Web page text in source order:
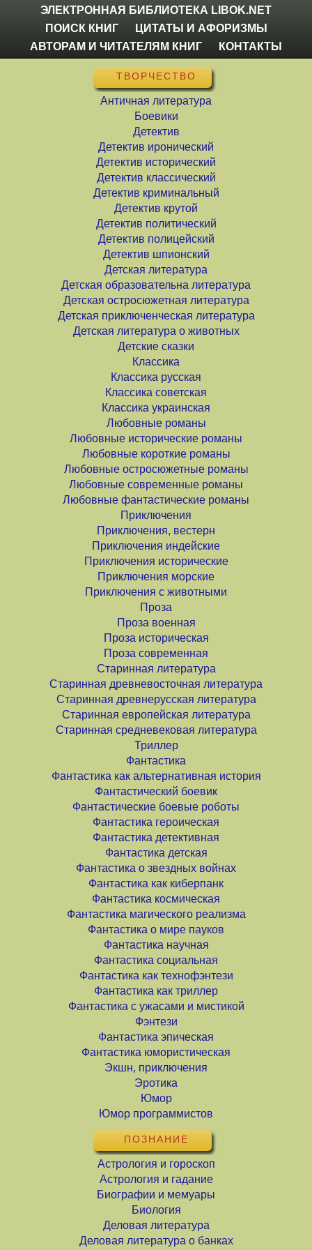
ЭЛЕКТРОННАЯ БИБЛИОТЕКА LIBOK.NET
ПОИСК КНИГ
ЦИТАТЫ И АФОРИЗМЫ
АВТОРАМ И ЧИТАТЕЛЯМ КНИГ
КОНТАКТЫ
ТВОРЧЕСТВО
Античная литература
Боевики
Детектив
Детектив иронический
Детектив исторический
Детектив классический
Детектив криминальный
Детектив крутой
Детектив политический
Детектив полицейский
Детектив шпионский
Детская литература
Детская образовательна литература
Детская остросюжетная литература
Детская приключенческая литература
Детская литература о животных
Детские сказки
Классика
Классика русская
Классика советская
Классика украинская
Любовные романы
Любовные исторические романы
Любовные короткие романы
Любовные остросюжетные романы
Любовные современные романы
Любовные фантастические романы
Приключения
Приключения, вестерн
Приключения индейские
Приключения исторические
Приключения морские
Приключения с животными
Проза
Проза военная
Проза историческая
Проза современная
Старинная литература
Старинная древневосточная литература
Старинная древнерусская литература
Старинная европейская литература
Старинная средневековая литература
Триллер
Фантастика
Фантастика как альтернативная история
Фантастический боевик
Фантастические боевые роботы
Фантастика героическая
Фантастика детективная
Фантастика детская
Фантастика о звездных войнах
Фантастика как киберпанк
Фантастика космическая
Фантастика магического реализма
Фантастика о мире пауков
Фантастика научная
Фантастика социальная
Фантастика как технофэнтези
Фантастика как триллер
Фантастика с ужасами и мистикой
Фэнтези
Фантастика эпическая
Фантастика юмористическая
Экшн, приключения
Эротика
Юмор
Юмор программистов
ПОЗНАНИЕ
Астрология и гороскоп
Астрология и гадание
Биографии и мемуары
Биология
Деловая литература
Деловая литература о банках